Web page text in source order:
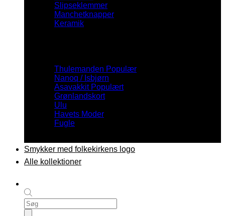
Products
search
Slipseklemmer
Manchetknapper
Keramik
Thulemanden
Nanoq / Isbjørn
Asavakkit
Grønlandskort
Ulu
Havets Moder
Fugle
Smykker med folkekirkens logo
Alle kollektioner